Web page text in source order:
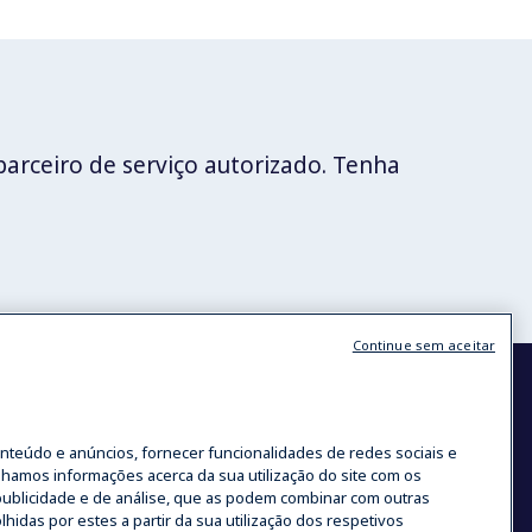
de serviço autorizado. Tenha
de Carreira
e anúncios, fornecer funcionalidades de redes sociais e
informações acerca da sua utilização do site com os
e de análise, que as podem combinar com outras
por estes a partir da sua utilização dos respetivos
Continue sem aceitar